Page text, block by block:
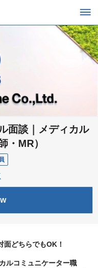
面談｜メディカル
・MR）
面どちらでもOK！
ルコミュニケーター職